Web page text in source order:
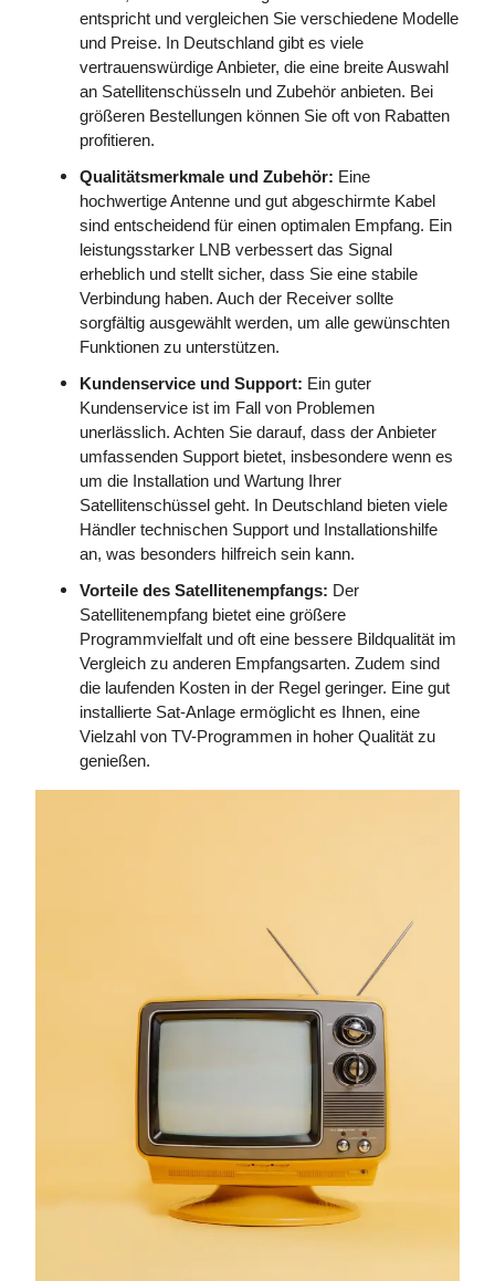
entspricht und vergleichen Sie verschiedene Modelle
und Preise. In Deutschland gibt es viele
vertrauenswürdige Anbieter, die eine breite Auswahl
an Satellitenschüsseln und Zubehör anbieten. Bei
größeren Bestellungen können Sie oft von Rabatten
profitieren.
Qualitätsmerkmale und Zubehör: Eine
hochwertige Antenne und gut abgeschirmte Kabel
sind entscheidend für einen optimalen Empfang. Ein
leistungsstarker LNB verbessert das Signal
erheblich und stellt sicher, dass Sie eine stabile
Verbindung haben. Auch der Receiver sollte
sorgfältig ausgewählt werden, um alle gewünschten
Funktionen zu unterstützen.
Kundenservice und Support: Ein guter
Kundenservice ist im Fall von Problemen
unerlässlich. Achten Sie darauf, dass der Anbieter
umfassenden Support bietet, insbesondere wenn es
um die Installation und Wartung Ihrer
Satellitenschüssel geht. In Deutschland bieten viele
Händler technischen Support und Installationshilfe
an, was besonders hilfreich sein kann.
Vorteile des Satellitenempfangs: Der
Satellitenempfang bietet eine größere
Programmvielfalt und oft eine bessere Bildqualität im
Vergleich zu anderen Empfangsarten. Zudem sind
die laufenden Kosten in der Regel geringer. Eine gut
installierte Sat-Anlage ermöglicht es Ihnen, eine
Vielzahl von TV-Programmen in hoher Qualität zu
genießen.